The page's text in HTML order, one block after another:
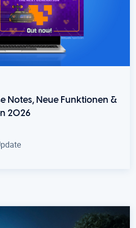
Notes, Neue Funktionen &
2026